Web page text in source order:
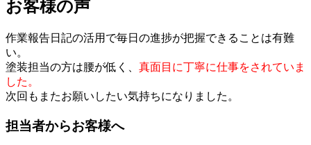
お客様の声
作業報告日記の活用で毎日の進捗が把握できることは有難
い。
塗装担当の方は腰が低く、 真面目に丁寧に仕事をされていま
した。
次回もまたお願いしたい気持ちになりました。
担当者からお客様へ